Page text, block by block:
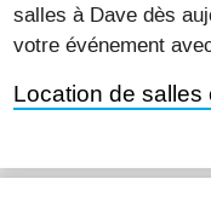
salles à Dave dès
votre événement
Location de salles